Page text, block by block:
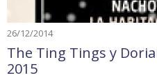
26/12/2014
The Ting Tings y
2015